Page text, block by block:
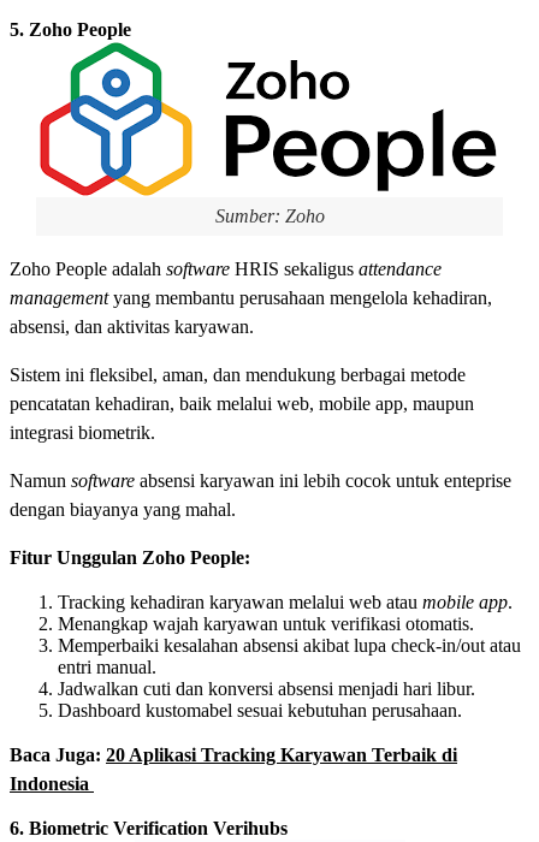
5. Zoho People
Sumber: Zoho
Zoho People adalah software HRIS sekaligus attendance
managementyang membantu perusahaan mengelola kehadiran,
absensi, dan aktivitas karyawan.
Sistem ini fleksibel, aman, dan mendukung berbagai metode
pencatatan kehadiran, baik melalui web, mobile app, maupun
integrasi biometrik.
Namun software absensi karyawan ini lebih cocok untuk enteprise
dengan biayanya yang mahal.
Fitur Unggulan Zoho People:
Tracking kehadiran karyawan melalui web atau mobile app.
Menangkap wajah karyawan untuk verifikasi otomatis.
Memperbaiki kesalahan absensi akibat lupa check-in/out atau
entri manual.
Jadwalkan cuti dan konversi absensi menjadi hari libur.
Dashboard kustomabel sesuai kebutuhan perusahaan.
Baca Juga: 20 Aplikasi Tracking Karyawan Terbaik di
Indonesia
6. Biometric Verification Verihubs